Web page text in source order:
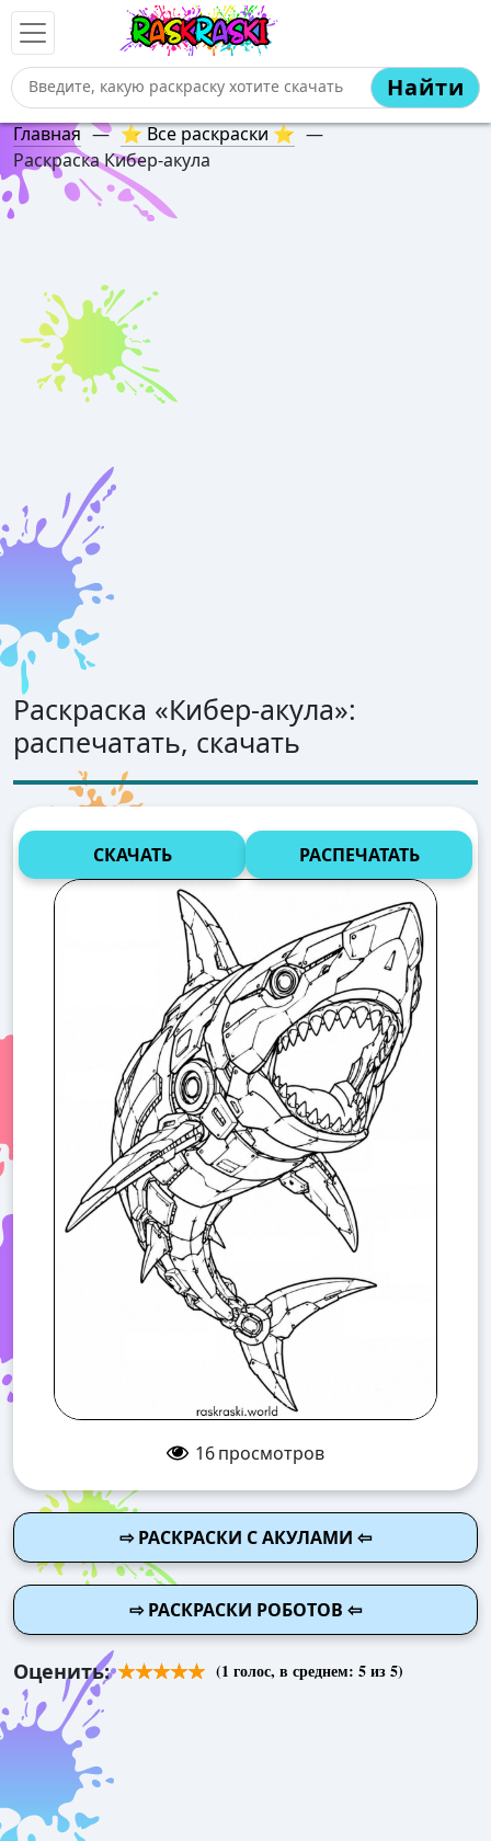
Найти
Главная — ⭐ Все раскраски ⭐ —
Раскраска Кибер-акула
Раскраска «Кибер-акула»:
распечатать, скачать
СКАЧАТЬ РАСПЕЧАТАТЬ
16просмотров
⇨ РАСКРАСКИ С АКУЛАМИ ⇦
⇨ РАСКРАСКИ РОБОТОВ ⇦
Оценить: (1 голос, в среднем: 5из 5)